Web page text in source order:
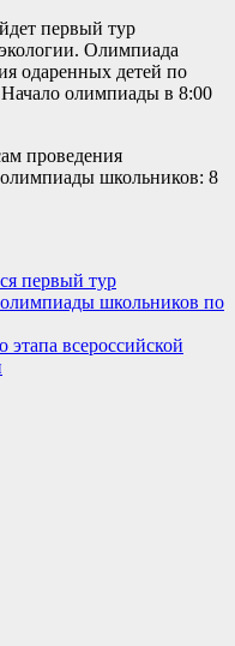
первый тур
Олимпиада
одаренных детей по
олимпиады в 8:00
проведения
олимпиады школьников: 8
первый тур
олимпиады школьников по
этапа всероссийской